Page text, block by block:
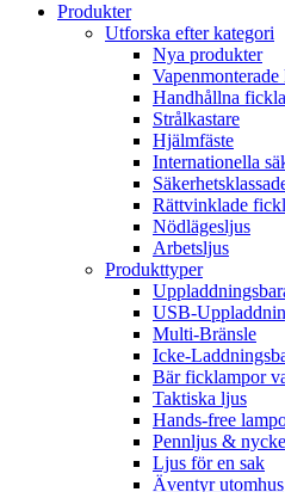
Produkter
Utforska efter kategori
Nya produkter
Vapenmonterade
Handhållna
Strålkastare
Hjälmfäste
Internationella
Rättvinklade
Nödlägesljus
Arbetsljus
Produkttyper
USB-
Multi-Bränsle
Icke-
Bär ficklampor
Taktiska ljus
Hands-free
Pennljus &
Ljus för en sak
Äventyr utomhus